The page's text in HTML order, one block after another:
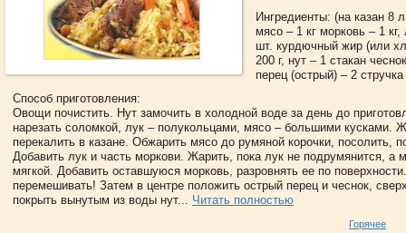
Ингредиенты: (на казан 8
мясо – 1 кг морковь – 1
шт. курдючный жир (или
200 г, нут – 1 стакан
перец (острый) – 2
Способ приготовления:
Овощи почистить. Нут замочить в холодной воде за день до
нарезать соломкой, лук – полукольцами, мясо – большими кусками.
перекалить в казане. Обжарить мясо до румяной корочки, посолить,
Добавить лук и часть моркови. Жарить, пока лук не подрумянится, а
мягкой. Добавить оставшуюся морковь, разровнять ее по
перемешивать! Затем в центре положить острый перец и чеснок,
покрыть вынутым из воды нут... Читать полностью
Горячее